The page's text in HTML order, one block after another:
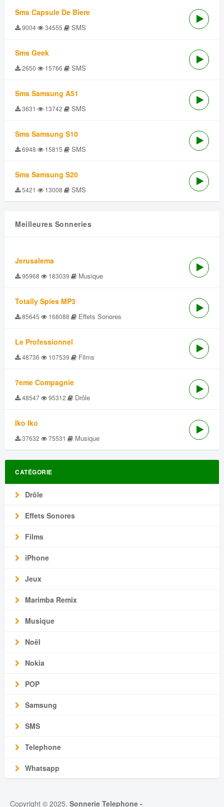
Sms Capsule De Biere
9004 34555 SMS
Sms Geek
2650 15766 SMS
Sms Samsung A51
3631 13742 SMS
Sms Samsung S10
6948 15815 SMS
Sms Samsung S20
5421 13008 SMS
Meilleures Sonneries
Jerusalema
95968 183039 Musique
Totally Spies MP3
85645 168088 Effets Sonores
Le Professionnel
48736 107539 Films
7eme Compagnie
48547 95312 Drôle
Iko Iko
37632 75531 Musique
CATÉGORIE
Drôle
Effets Sonores
Films
iPhone
Jeux
Marimba Remix
Musique
Noël
Nokia
POP
Samsung
SMS
Telephone
Whatsapp
Copyright © 2025. Sonnerie Telephone -